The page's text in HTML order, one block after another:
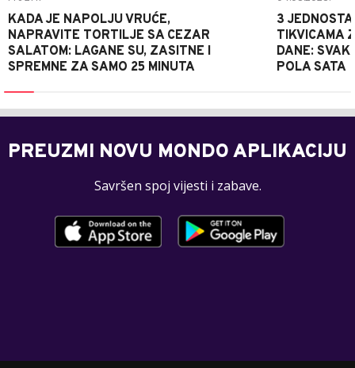
KADA JE NAPOLJU VRUĆE,
NAPRAVITE TORTILJE SA CEZAR
SALATOM: LAGANE SU, ZASITNE I
SPREMNE ZA SAMO 25 MINUTA
3
TIKVICAMA
DANE:
POLA SATA
PREUZMI NOVU MONDO APLIKACIJU
Savršen spoj vijesti i zabave.